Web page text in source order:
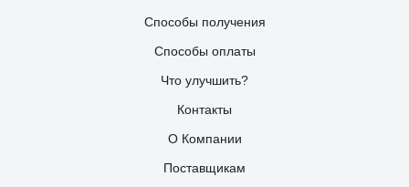
Способы получения
Способы оплаты
Что улучшить?
Контакты
О Компании
Поставщикам